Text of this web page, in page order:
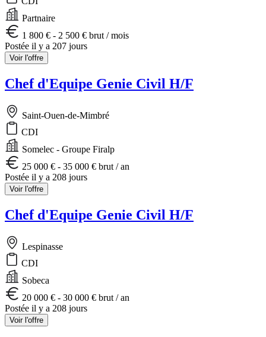
Partnaire
1 800 € - 2 500 € brut / mois
Postée il y a 207 jours
Voir l'offre
Chef d'Equipe Genie Civil H/F
Saint-Ouen-de-Mimbré
CDI
Somelec - Groupe Firalp
25 000 € - 35 000 € brut / an
Postée il y a 208 jours
Voir l'offre
Chef d'Equipe Genie Civil H/F
Lespinasse
CDI
Sobeca
20 000 € - 30 000 € brut / an
Postée il y a 208 jours
Voir l'offre